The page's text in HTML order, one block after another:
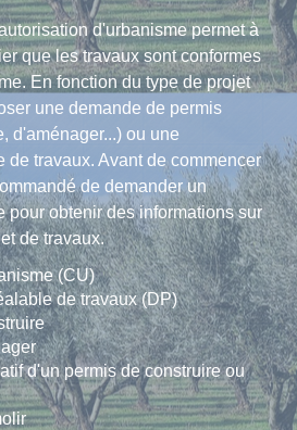
d'urbanisme permet à
que les travaux sont conformes
En fonction du type de projet
une demande de permis
d'aménager...) ou une
de travaux. Avant de commencer
de demander un
pour obtenir des informations sur
de travaux.
(CU)
de travaux (DP)
d'un permis de construire ou